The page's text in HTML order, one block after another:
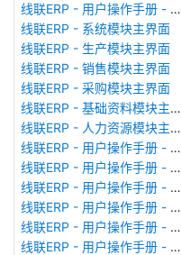
线联ERP - 用户操作手册 - 库存账龄分析表
线联ERP - 系统模块主界面
线联ERP - 生产模块主界面
线联ERP - 销售模块主界面
线联ERP - 采购模块主界面
线联ERP - 基础资料模块主界面
线联ERP - 人力资源模块主界面
线联ERP - 用户操作手册 - 个人考勤报表（横向）
线联ERP - 用户操作手册 - 部门考勤报表
线联ERP - 用户操作手册 - 个人考勤报表
线联ERP - 用户操作手册 - 考勤计算
线联ERP - 用户操作手册 - 节假日管理
线联ERP - 用户操作手册 - 请假管理